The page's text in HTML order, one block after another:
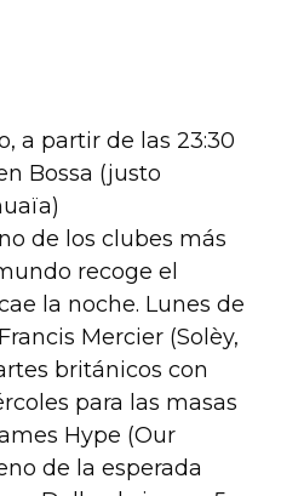
a partir de las 23:30
Bossa (justo
de los clubes más
recoge el
la noche. Lunes de
Mercier (Solèy,
británicos con
para las masas
Hype (Our
de la esperada